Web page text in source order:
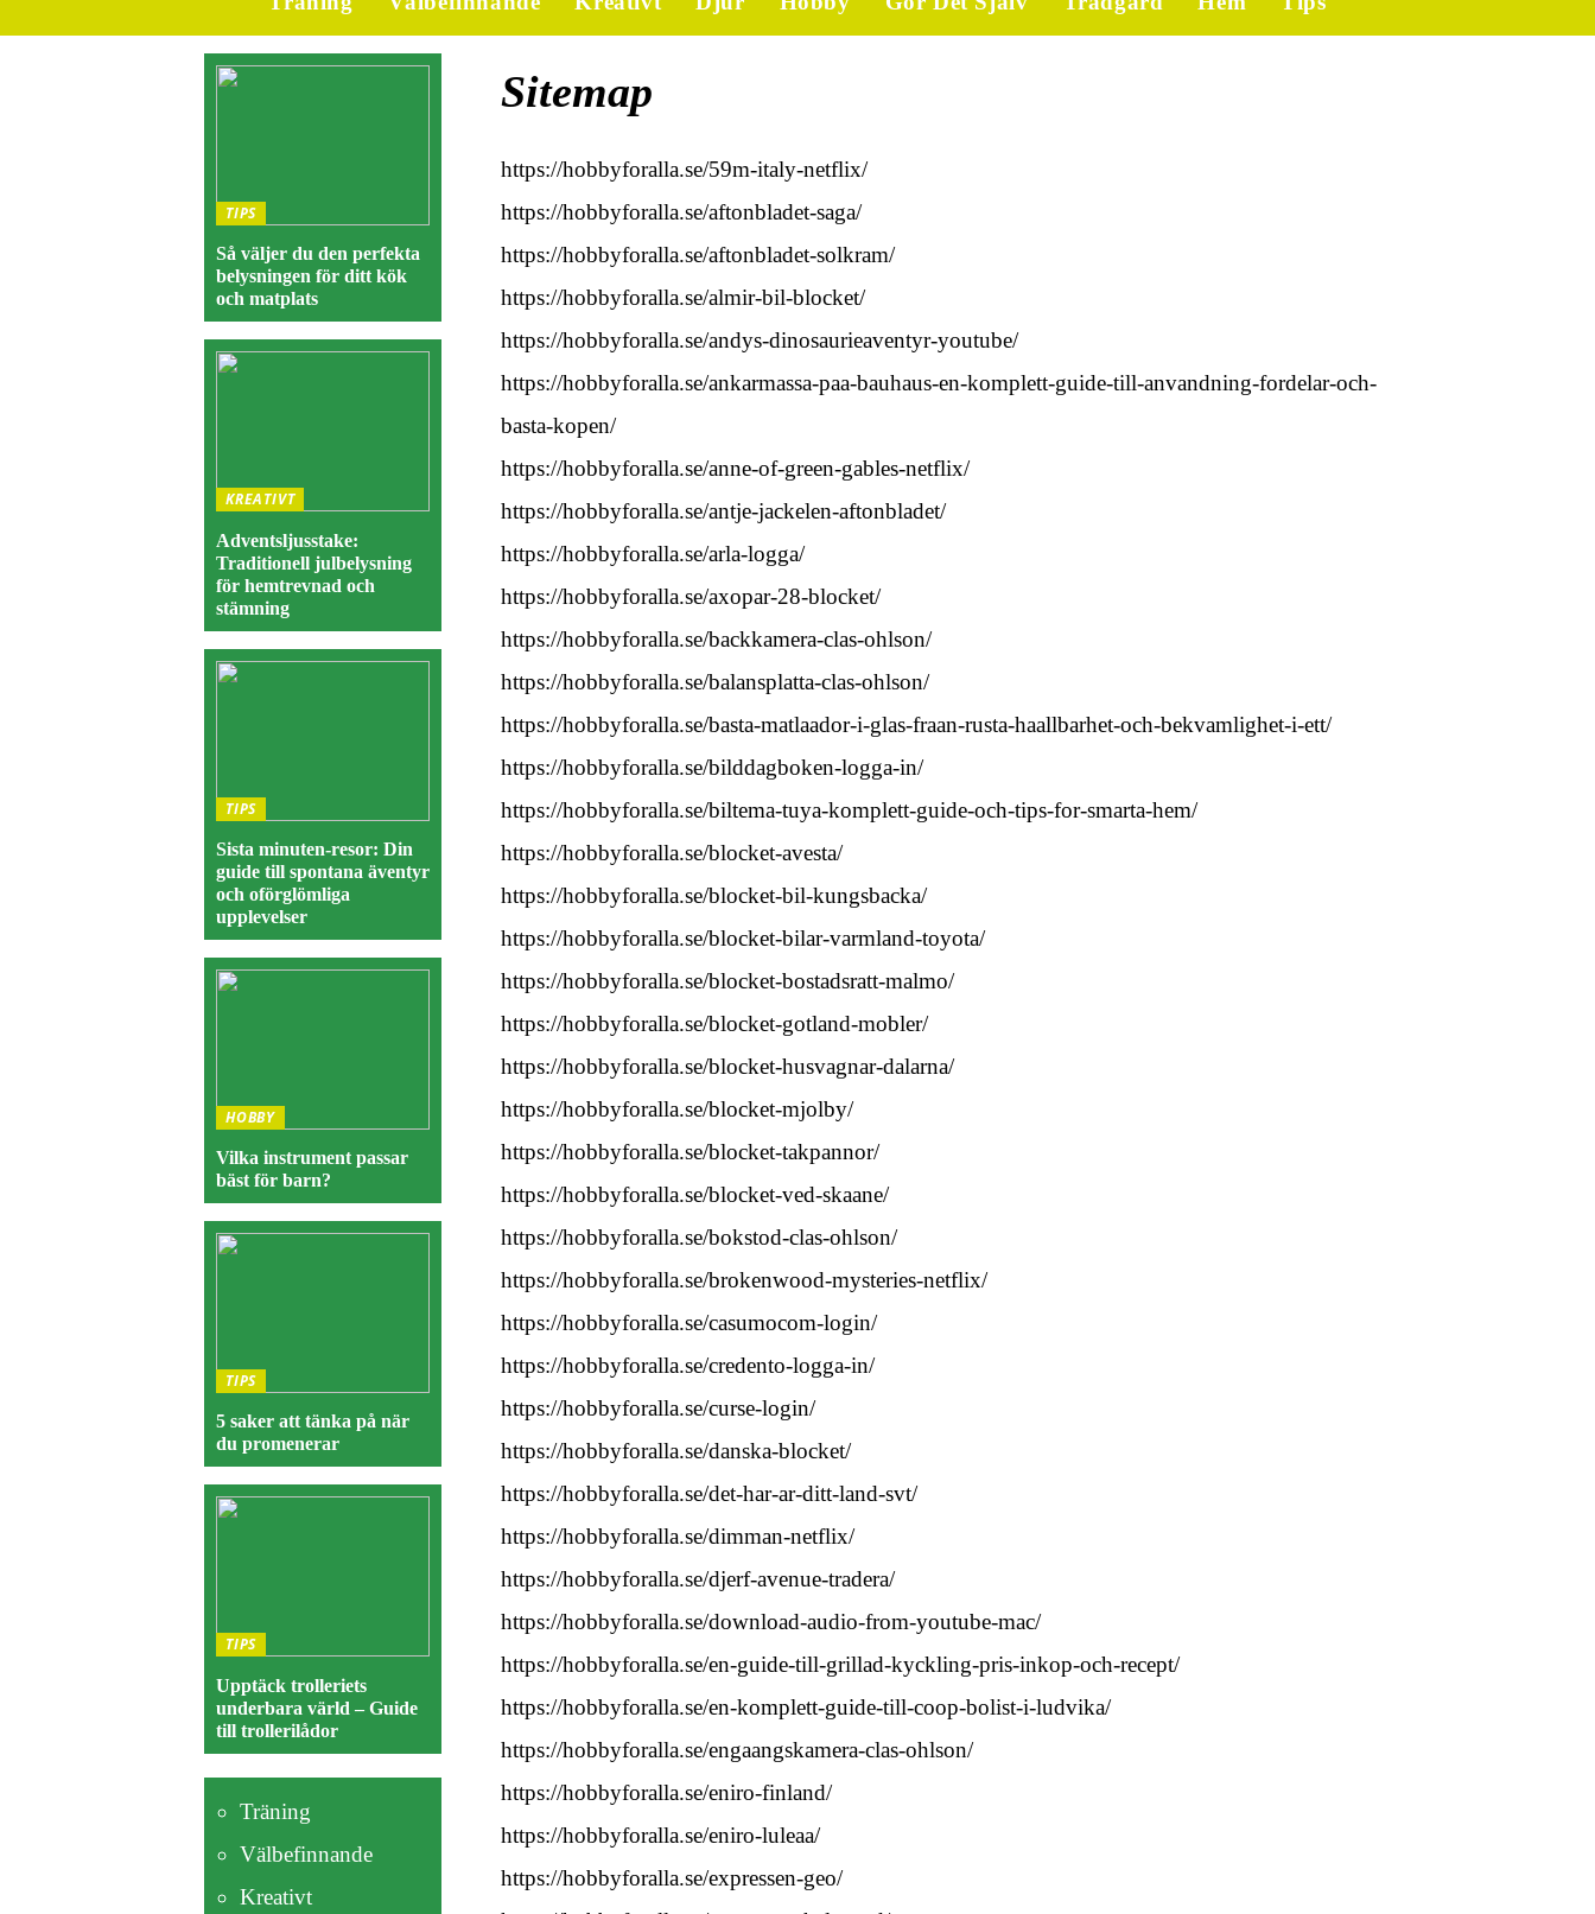
Sitemap
https://hobbyforalla.se/59m-italy-netflix/
https://hobbyforalla.se/aftonbladet-saga/
https://hobbyforalla.se/aftonbladet-solkram/
https://hobbyforalla.se/almir-bil-blocket/
https://hobbyforalla.se/andys-dinosaurieaventyr-youtube/
https://hobbyforalla.se/ankarmassa-paa-bauhaus-en-komplett-guide-till-anvandning-fordelar-och-
basta-kopen/
https://hobbyforalla.se/anne-of-green-gables-netflix/
https://hobbyforalla.se/antje-jackelen-aftonbladet/
https://hobbyforalla.se/arla-logga/
https://hobbyforalla.se/axopar-28-blocket/
https://hobbyforalla.se/backkamera-clas-ohlson/
https://hobbyforalla.se/balansplatta-clas-ohlson/
https://hobbyforalla.se/basta-matlaador-i-glas-fraan-rusta-haallbarhet-och-bekvamlighet-i-ett/
https://hobbyforalla.se/bilddagboken-logga-in/
https://hobbyforalla.se/biltema-tuya-komplett-guide-och-tips-for-smarta-hem/
https://hobbyforalla.se/blocket-avesta/
https://hobbyforalla.se/blocket-bil-kungsbacka/
https://hobbyforalla.se/blocket-bilar-varmland-toyota/
https://hobbyforalla.se/blocket-bostadsratt-malmo/
https://hobbyforalla.se/blocket-gotland-mobler/
https://hobbyforalla.se/blocket-husvagnar-dalarna/
https://hobbyforalla.se/blocket-mjolby/
https://hobbyforalla.se/blocket-takpannor/
https://hobbyforalla.se/blocket-ved-skaane/
https://hobbyforalla.se/bokstod-clas-ohlson/
https://hobbyforalla.se/brokenwood-mysteries-netflix/
https://hobbyforalla.se/casumocom-login/
https://hobbyforalla.se/credento-logga-in/
https://hobbyforalla.se/curse-login/
https://hobbyforalla.se/danska-blocket/
https://hobbyforalla.se/det-har-ar-ditt-land-svt/
https://hobbyforalla.se/dimman-netflix/
https://hobbyforalla.se/djerf-avenue-tradera/
https://hobbyforalla.se/download-audio-from-youtube-mac/
https://hobbyforalla.se/en-guide-till-grillad-kyckling-pris-inkop-och-recept/
https://hobbyforalla.se/en-komplett-guide-till-coop-bolist-i-ludvika/
https://hobbyforalla.se/engaangskamera-clas-ohlson/
https://hobbyforalla.se/eniro-finland/
https://hobbyforalla.se/eniro-luleaa/
https://hobbyforalla.se/expressen-geo/
TIPS
Så väljer du den perfekta
belysningen för ditt kök
och matplats
KREATIVT
Adventsljusstake:
Traditionell julbelysning
för hemtrevnad och
stämning
TIPS
Sista minuten-resor: Din
guide till spontana äventyr
och oförglömliga
upplevelser
HOBBY
Vilka instrument passar
bäst för barn?
TIPS
5 saker att tänka på när
du promenerar
TIPS
Upptäck trolleriets
underbara värld – Guide
till trollerilådor
Träning
Välbefinnande
Kreativt